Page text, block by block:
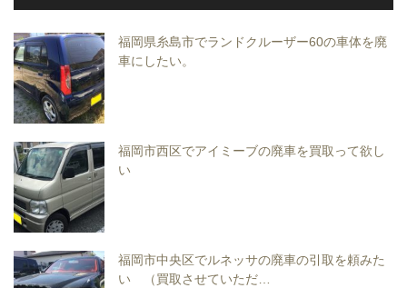
福岡県糸島市でランドクルーザー60の車体を廃
車にしたい。
福岡市西区でアイミーブの廃車を買取って欲し
い
福岡市中央区でルネッサの廃車の引取を頼みた
い （買取させていただ…